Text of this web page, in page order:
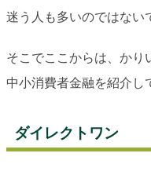
迷う人も多いのではない
そこでここからは、かり
中小消費者金融を紹介し
ダイレクトワン